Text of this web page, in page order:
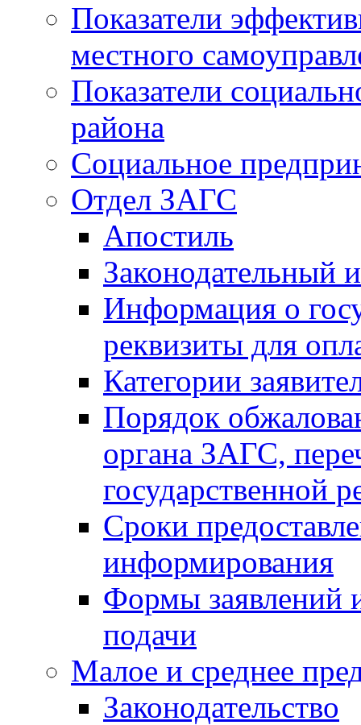
Показатели
местного
Показатели
района
Социальное
Отдел ЗАГС
Апостиль
Законодательный
Информация о
реквизиты для
Категории
Порядок
органа ЗАГС,
государственной
Сроки
информирования
Формы заявлений
подачи
Малое и среднее
Законодательство